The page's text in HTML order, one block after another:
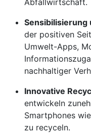
Abfallwirtschaft.
Sensibilisierung
der positiven
Umwelt-Apps,
nachhaltiger
Innovative
entwickeln
Smartphones
zu recyceln.